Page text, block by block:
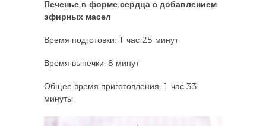
Печенье в форме сердца с добавлением
эфирных масел
Время подготовки: 1 час 25 минут
Время выпечки: 8 минут
Общее время приготовления: 1 час 33
минуты